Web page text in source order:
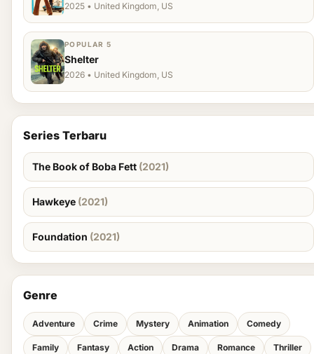
2025 • United Kingdom, US
POPULAR 5
Shelter
2026 • United Kingdom, US
Series Terbaru
The Book of Boba Fett (2021)
Hawkeye (2021)
Foundation (2021)
Genre
Adventure Crime Mystery Animation Comedy
Family Fantasy Action Drama Romance Thriller